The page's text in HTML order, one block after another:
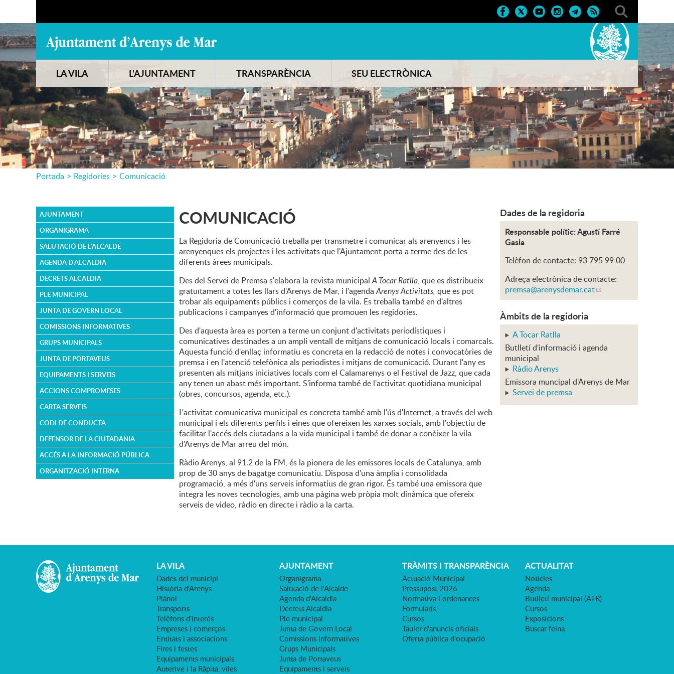
LA VILA L'AJUNTAMENT TRANSPARÈNCIA SEU ELECTRÒNICA
Portada > Regidories > Comunicació
AJUNTAMENT
ORGANIGRAMA
SALUTACIÓ DE L'ALCALDE
AGENDA D'ALCALDIA
DECRETS ALCALDIA
PLE MUNICIPAL
JUNTA DE GOVERN LOCAL
COMISSIONS INFORMATIVES
GRUPS MUNICIPALS
JUNTA DE PORTAVEUS
EQUIPAMENTS I SERVEIS
ACCIONS COMPROMESES
CARTA SERVEIS
CODI DE CONDUCTA
DEFENSOR DE LA CIUTADANIA
ACCÉS A LA INFORMACIÓ PÚBLICA
ORGANITZACIÓ INTERNA
COMUNICACIÓ
La Regidoria de Comunicació treballa per transmetre i comunicar als arenyencs i les
arenyenques els projectes i les activitats que l'Ajuntament porta a terme des de les
diferents àrees municipals.
Des del Servei de Premsa s'elabora la revista municipalA Tocar Ratlla, que es distribueix
gratuïtament a totes les llars d'Arenys de Mar, i l'agendaArenys Activitats, que es pot
trobar als equipaments públics i comerços de la vila. Es treballa també en d'altres
publicacions i campanyes d'informació que promouen les regidories.
Des d'aquesta àrea es porten a terme un conjunt d'activitats periodístiques i
comunicatives destinades a un ampli ventall de mitjans de comunicació locals i comarcals.
Aquesta funció d'enllaç informatiu es concreta en la redacció de notes i convocatòries de
premsa i en l'atenció telefònica als periodistes i mitjans de comunicació. Durant l'any es
presenten als mitjans iniciatives locals com el Calamarenys o el Festival de Jazz, que cada
any tenen un abast més important. S'informa també de l'activitat quotidiana municipal
(obres, concursos, agenda, etc.).
L'activitat comunicativa municipal es concreta també amb l'ús d'Internet, a través del web
municipal i els diferents perfils i eines que ofereixen les xarxes socials, amb l'objectiu de
facilitar l'accés dels ciutadans a la vida municipal i també de donar a conèixer la vila
d'Arenys de Mar arreu del món.
Ràdio Arenys, al 91.2 de la FM, és la pionera de les emissores locals de Catalunya, amb
prop de 30 anys de bagatge comunicatiu. Disposa d'una àmplia i consolidada
programació, a més d'uns serveis informatius de gran rigor. És també una emissora que
integra les noves tecnologies, amb una pàgina web pròpia molt dinàmica que ofereix
serveis de video, ràdio en directe i ràdio a la carta.
Dades de la regidoria
Responsable polític: Agustí Farré
Gasia
Telèfon de contacte: 93 795 99 00
Adreça electrònica de contacte:
premsa@arenysdemar.cat
Àmbits de la regidoria
A Tocar Ratlla
Butlletí d'informació i agenda
municipal
Ràdio Arenys
Emissora muncipal d'Arenys de Mar
Servei de premsa
LA VILA
Dades del municipi
Història d'Arenys
Plànol
Transports
Telèfons d'interès
Empreses i comerços
Entitats i associacions
Fires i festes
Equipaments municipals
Auterive i la Ràpita, viles
AJUNTAMENT
Organigrama
Salutació de l'Alcalde
Agenda d'Alcaldia
Decrets Alcaldia
Ple municipal
Junta de Govern Local
Comissions Informatives
Grups Municipals
Junta de Portaveus
Equipaments i serveis
TRÀMITS I TRANSPARÈNCIA
Actuació Municipal
Pressupost 2026
Normativa i ordenances
Formularis
Cursos
Tauler d'anuncis oficials
Oferta pública d'ocupació
ACTUALITAT
Notícies
Agenda
Butlletí municipal (ATR)
Cursos
Exposicions
Buscar feina